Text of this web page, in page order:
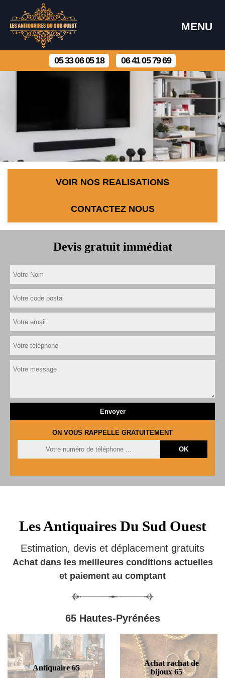
MENU
05 33 06 05 18 06 41 05 79 69
VOIR NOS REALISATIONS
CONTACTEZ NOUS
Devis gratuit immédiat
ON VOUS RAPPELLE GRATUITEMENT
Les Antiquaires Du Sud Ouest
Estimation, devis et déplacement gratuits
Achat dans les meilleures conditions actuelles
et paiement au comptant
65 Hautes-Pyrénées
Antiquaire 65
Achat rachat de
bijoux 65